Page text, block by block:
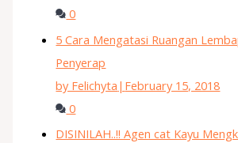
0
5 Cara Mengatasi Ruangan
Penyerap
by Felichyta | February 15, 2018
0
DISINILAH..!! Agen cat Kayu